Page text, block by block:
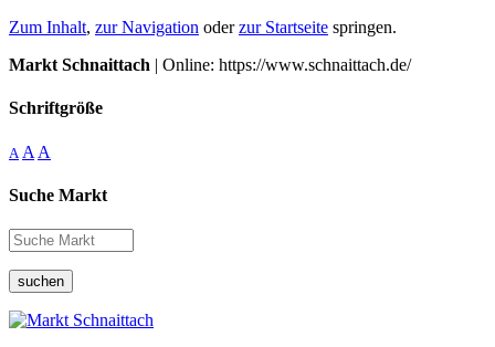
Zum Inhalt, zur Navigation oderzur Startseite springen.
Markt Schnaittach | Online: https://www.schnaittach.de/
Schriftgröße
A A A
Suche Markt
suchen